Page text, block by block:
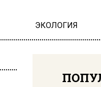
ЭКОЛОГИЯ